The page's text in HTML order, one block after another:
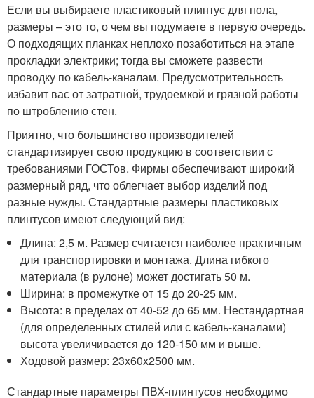
Если вы выбираете пластиковый плинтус для пола,
размеры – это то, о чем вы подумаете в первую очередь.
О подходящих планках неплохо позаботиться на этапе
прокладки электрики; тогда вы сможете развести
проводку по кабель-каналам. Предусмотрительность
избавит вас от затратной, трудоемкой и грязной работы
по штроблению стен.
Приятно, что большинство производителей
стандартизирует свою продукцию в соответствии с
требованиями ГОСТов. Фирмы обеспечивают широкий
размерный ряд, что облегчает выбор изделий под
разные нужды. Стандартные размеры пластиковых
плинтусов имеют следующий вид:
Длина: 2,5 м. Размер считается наиболее практичным
для транспортировки и монтажа. Длина гибкого
материала (в рулоне) может достигать 50 м.
Ширина: в промежутке от 15 до 20-25 мм.
Высота: в пределах от 40-52 до 65 мм. Нестандартная
(для определенных стилей или с кабель-каналами)
высота увеличивается до 120-150 мм и выше.
Ходовой размер: 23х60х2500 мм.
Стандартные параметры ПВХ-плинтусов необходимо